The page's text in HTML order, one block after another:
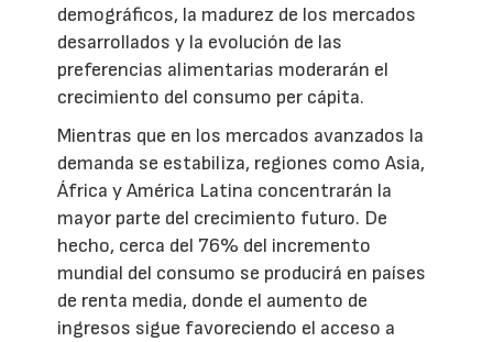
demográficos, la madurez de los mercados
desarrollados y la evolución de las
preferencias alimentarias moderarán el
crecimiento del consumo per cápita.
Mientras que en los mercados avanzados la
demanda se estabiliza, regiones como Asia,
África y América Latina concentrarán la
mayor parte del crecimiento futuro. De
hecho, cerca del 76% del incremento
mundial del consumo se producirá en países
de renta media, donde el aumento de
ingresos sigue favoreciendo el acceso a